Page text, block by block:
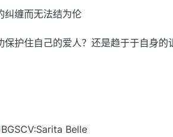
纠缠而无法结为伦
护住自己的爱人？还是趋于于自身的
Belle